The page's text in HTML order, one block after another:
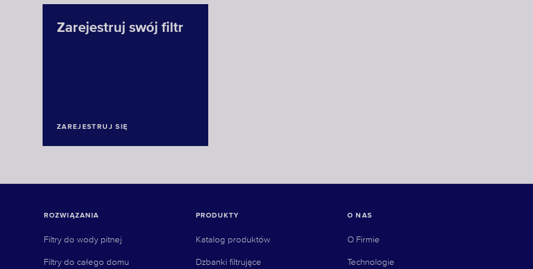
Zarejestruj swój filtr
ZAREJESTRUJ SIĘ
ROZWIĄZANIA
Filtry do wody pitnej
Filtry do całego domu
PRODUKTY
Katalog produktów
Dzbanki filtrujące
O NAS
О Firmie
Technologie